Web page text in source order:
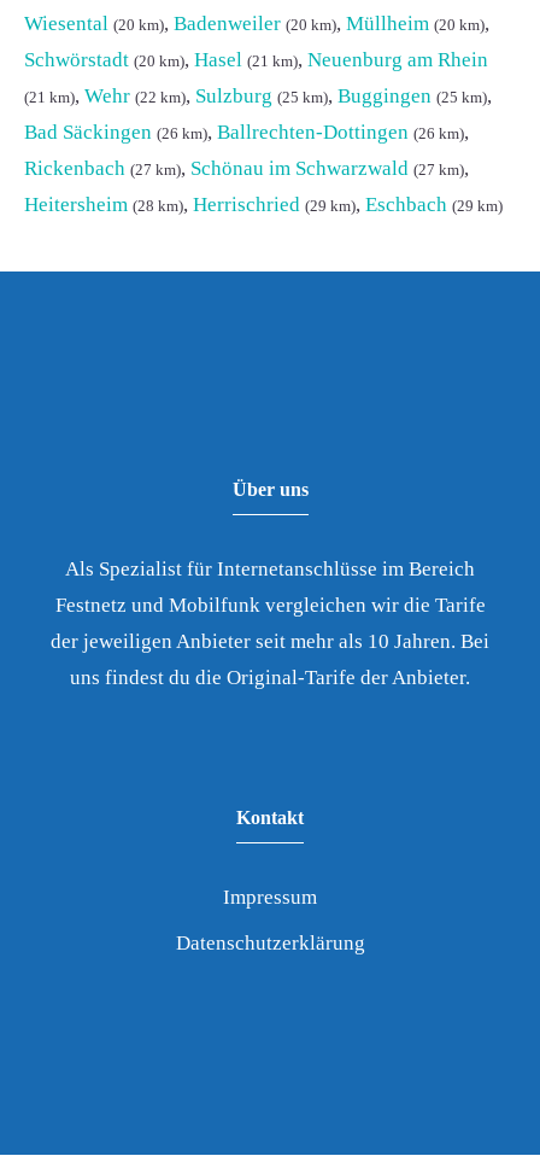
Wiesental (20 km), Badenweiler (20 km), Müllheim (20 km),
Schwörstadt (20 km), Hasel (21 km), Neuenburg am Rhein
(21 km), Wehr (22 km), Sulzburg (25 km), Buggingen (25 km),
Bad Säckingen (26 km), Ballrechten-Dottingen (26 km),
Rickenbach (27 km), Schönau im Schwarzwald (27 km),
Heitersheim (28 km), Herrischried (29 km), Eschbach (29 km)
Über uns
Als Spezialist für Internetanschlüsse im Bereich
Festnetz und Mobilfunk vergleichen wir die Tarife
der jeweiligen Anbieter seit mehr als 10 Jahren. Bei
uns findest du die Original-Tarife der Anbieter.
Kontakt
Impressum
Datenschutzerklärung